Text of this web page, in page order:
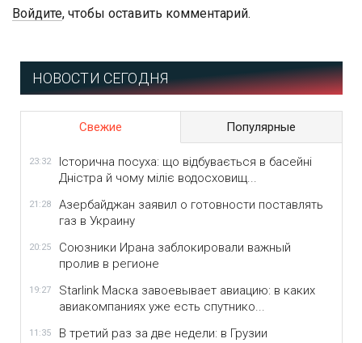
Войдите, чтобы оставить комментарий.
НОВОСТИ СЕГОДНЯ
Свежие Популярные
23:32
Історична посуха: що відбувається в басейні
Дністра й чому міліє водосховищ...
21:28
Азербайджан заявил о готовности поставлять
газ в Украину
20:25
Союзники Ирана заблокировали важный
пролив в регионе
19:27
Starlink Маска завоевывает авиацию: в каких
авиакомпаниях уже есть спутнико...
11:35
В третий раз за две недели: в Грузии